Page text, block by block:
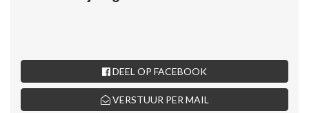
DEEL OP FACEBOOK
VERSTUUR PER MAIL